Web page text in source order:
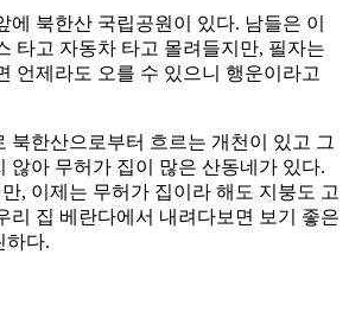
에 북한산 국립공원이 있다. 남들은 이
타고 자동차 타고 몰려들지만, 필자는
언제라도 오를 수 있으니 행운이라고
북한산으로부터 흐르는 개천이 있고 그
않아 무허가 집이 많은 산동네가 있다.
, 이제는 무허가 집이라 해도 지붕도 고
리 집 베란다에서 내려다보면 보기 좋은
하다.